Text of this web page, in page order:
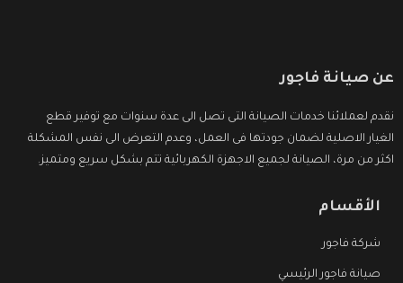
عن صيانة فاجور
نقدم لعملائنا خدمات الصيانة التى تصل الى عدة سنوات مع توفير قطع
الغيار الاصلية لضمان جودتها فى العمل، وعدم التعرض الى نفس المشكلة
اكثر من مرة، الصيانة لجميع الاجهزة الكهربائية تتم بشكل سريع ومتميز.
الأقسام
شركة فاجور
صيانة فاجور الرئيسي